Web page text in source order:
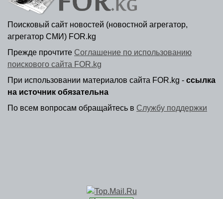
Поисковый сайт новостей (новостной агрегатор,
агрегатор СМИ) FOR.kg
Прежде прочтите Соглашение по использованию
поискового сайта FOR.kg
При использовании материалов сайта FOR.kg - ссылка
на источник обязательна
По всем вопросам обращайтесь в Службу поддержки